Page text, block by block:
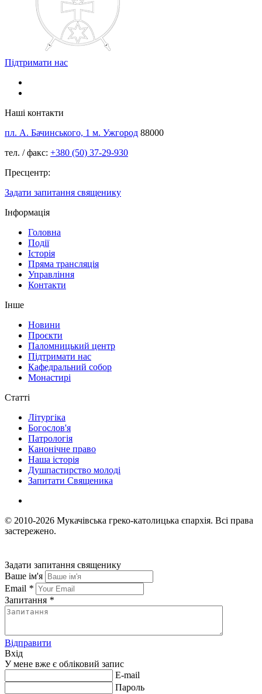
Підтримати нас
Наші контакти
пл. А. Бачинського, 1 м. Ужгород 88000
тел. / факс: +380 (50) 37-29-930
Пресцентр:
Задати запитання священику
Інформація
Головна
Події
Історія
Пряма трансляція
Управління
Контакти
Інше
Новини
Проєкти
Паломницький центр
Підтримати нас
Кафедральний собор
Монастирі
Статті
Літургіка
Богослов'я
Патрологія
Канонічне право
Наша історія
Душпастирство молоді
Запитати Священика
© 2010-2026 Мукачівська греко-католицька єпархія. Всі права
застережено.
Задати запитання священику
Ваше ім'я
Email *
Запитання *
Відправити
Вхід
У мене вже є обліковий запис
E-mail
Пароль